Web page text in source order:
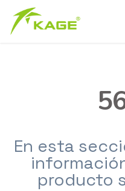
En esta
producto